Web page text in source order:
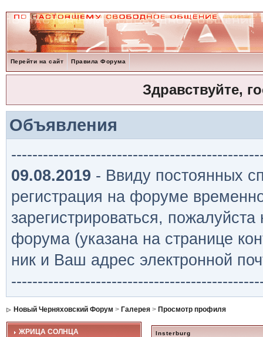
Перейти на сайт Правила Форума
Здравствуйте,
Объявления
09.08.2019 - Ввиду постоянных
регистрация на форуме
зарегистрироваться,
форума (указана на странице
ник и Ваш адрес электронной
Новый Черняховский Форум > Галерея> Просмотр профиля
ЖРИЦА СОЛНЦА Insterburg